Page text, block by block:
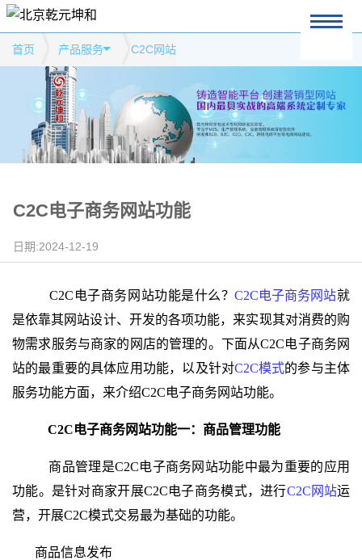
首页 产品服务 C2C网站
C2C电子商务网站功能
日期:2024-12-19
C2C电子商务网站功能是什么？C2C电子商务网站就
是依靠其网站设计、开发的各项功能，来实现其对消费的购
物需求服务与商家的网店的管理的。下面从C2C电子商务网
站的最重要的具体应用功能，以及针对C2C模式的参与主体
服务功能方面，来介绍C2C电子商务网站功能。
C2C电子商务网站功能一： 商品管理功能
商品管理是C2C电子商务网站功能中最为重要的应用
功能。是针对商家开展C2C电子商务模式，进行C2C网站运
营，开展C2C模式交易最为基础的功能。
商品信息发布